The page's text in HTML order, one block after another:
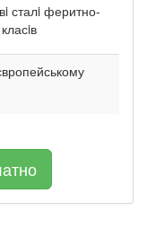
сталi феритно-